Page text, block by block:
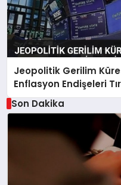
Jeopolitik Gerilim
Enflasyon Endişeleri
Son Dakika